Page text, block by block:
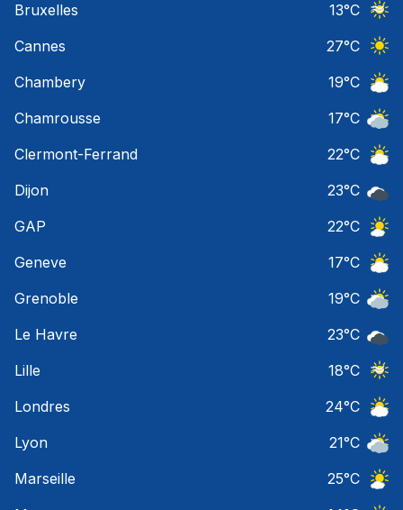
Bruxelles
13°C
Cannes
27°C
Chambery
19°C
Chamrousse
17°C
Clermont-Ferrand
22°C
Dijon
23°C
GAP
22°C
Geneve
17°C
Grenoble
19°C
Le Havre
23°C
Lille
18°C
Londres
24°C
Lyon
21°C
Marseille
25°C